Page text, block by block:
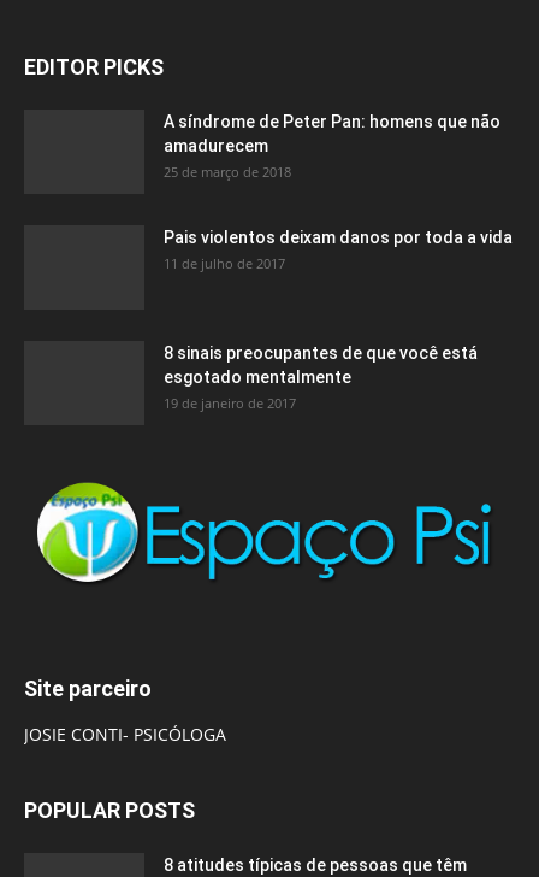
EDITOR PICKS
A síndrome de Peter Pan: homens que não
amadurecem
25 de março de 2018
Pais violentos deixam danos por toda a vida
11 de julho de 2017
8 sinais preocupantes de que você está
esgotado mentalmente
19 de janeiro de 2017
Site parceiro
JOSIE CONTI- PSICÓLOGA
POPULAR POSTS
8 atitudes típicas de pessoas que têm